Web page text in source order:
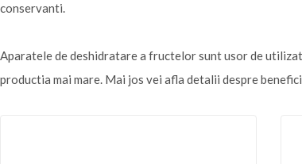
conservanti.
Aparatele de deshidratare a fructelor sunt usor de
productia mai mare. Mai jos vei afla detalii despre